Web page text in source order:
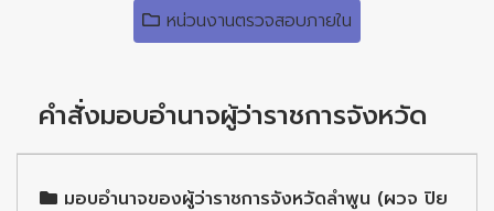
หน่วนงานตรวจสอบภายใน
คำสั่งมอบอำนาจผู้ว่าราชการจังหวัด
มอบอำนาจของผู้ว่าราชการจังหวัดลำพูน (ผวจ ปิย